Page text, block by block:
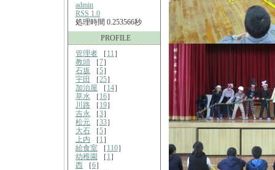
admin
RSS 1.0
処理時間 0.253566秒
PROFILE
管理者 ［ 11 ］
教頭 ［7］
石坂 ［5］
宇田
［25］
加治屋 ［ 14］
草水 ［ 16］
川路 ［ 19］
吉永 ［3］
松元 ［33］
大石 ［5］
上内 ［ 1 ］
給食室 ［ 110］
幼稚園
［ 1 ］
西 ［6］